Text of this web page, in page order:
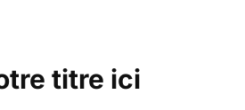
titre ici